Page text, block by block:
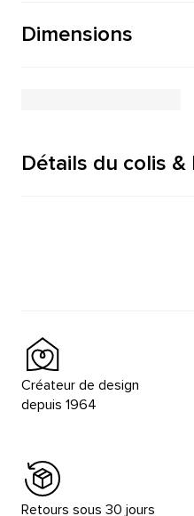
Dimensions
Détails du colis &
Créateur de design
depuis 1964
Retours sous 30 jours